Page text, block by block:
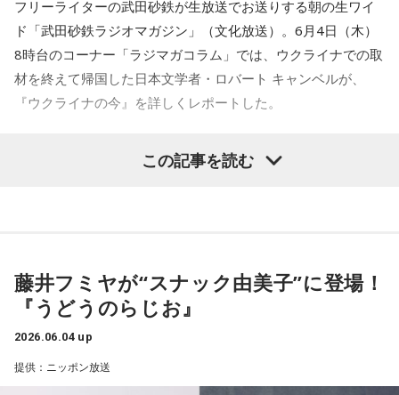
その後、『長崎から船に乗って』『待っている女』『ふるさ
と』と立て続けにヒットを飛ばします。当時は1日2ステー
ジ、年間300ステージをこなすほど多忙を極め、日本武道館
で1日2ステージを行ったことも。さらにラスベガスへ乗り込
を受賞し、同年の紅白では5回目の出場にして初めてトリを務
めました。
「5年目が1975年（昭和50年）で、その年に歌ったのが『千
曲川』でした。その年の紅白は5回目の出場で白組のトリを務
ね？」
キャンベル「そうなんです。右も左も荷物が置けないよう
な……そこに10時間ぐらい閉じ込められるっていう感じですけ
れど、でも、そんなことをですね、今私は東京の朝のラジオ
いに、ウクライナで暮らしてる人たちからすると、『何だ』
にもザポリージャにもありました。キーウとザポリージャ
は、ドニプロ川という、ウクライナの南北を流れる大きな川
でつながっています。
ザポリージャはクリミア半島の少し北側にありまして、『キ
ルゾーン』というか激戦が繰り広げられてるところから、
フリーライターの武田砂鉄が生放送でお送りする朝の生ワイ
ド「武田砂鉄ラジオマガジン」（文化放送）。6月4日（木）
8時台のコーナー「ラジマガコラム」では、ウクライナでの取
材を終えて帰国した日本文学者・ロバート キャンベルが、
『ウクライナの今』を詳しくレポートした。
「ウクライナから昨日の夜8時頃、東京
に帰ってきました。この番組には3週間ぶりですけれどもその
車を使うわけですが、寝台列車で、車両が混ぜ混ぜ……すごく
新しいものと、旧ソ連時代の50年ものぐらいの車両があっ
て、ちょっと僕、外れクジを引いちゃったんですね」
武田砂鉄「どの車両が来るかは、ピンポイントで予約は出来
ない？」
この記事を読む
藤井フミヤが“スナック由美子”に登場！
『うどうのらじお』
2026.06.04 up
提供：ニッポン放送